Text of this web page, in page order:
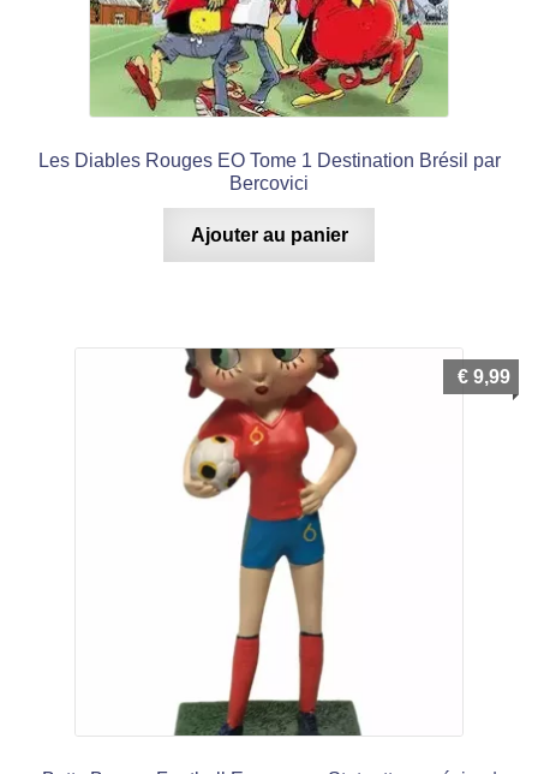
Les Diables Rouges EO Tome 1 Destination Brésil par
Bercovici
Ajouter au panier
€ 9,99